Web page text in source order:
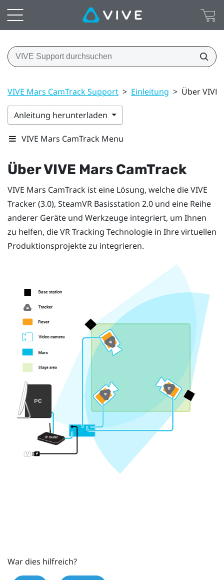
VIVE Mars CamTrack Support > Einleitung > Über VIVE
Anleitung herunterladen
VIVE Mars CamTrack Menu
ÜberVIVE Mars CamTrack
VIVE Mars CamTrack ist eine Lösung, welche dieVIVE
Tracker (3.0), SteamVR Basisstation 2.0 und eine Reihe
anderer Geräte und Werkzeuge integriert, um Ihnen
zu helfen, die VR Tracking Technologie in Ihre virtuellen
Produktionsprojekte zu integrieren.
War dies hilfreich?